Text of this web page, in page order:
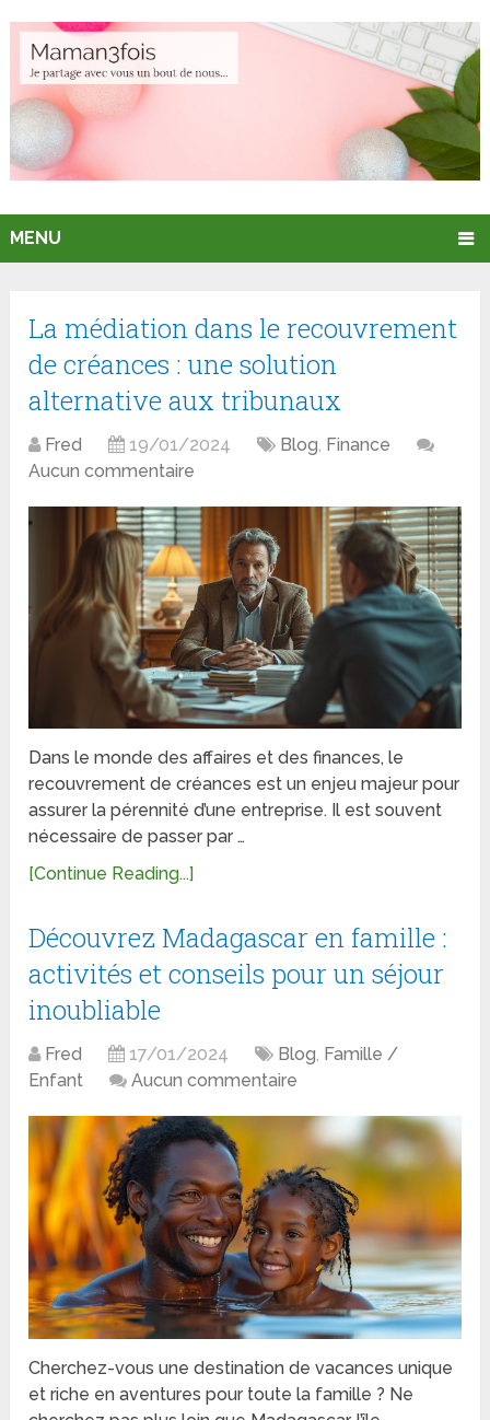
MENU
La médiation dans le recouvrement
de créances : une solution
alternative aux tribunaux
Fred 19/01/2024 Blog, Finance
Aucun commentaire
Dans le monde des affaires et des finances, le
recouvrement de créances est un enjeu majeur pour
assurer la pérennité d’une entreprise. Il est souvent
nécessaire de passer par …
[Continue Reading...]
Découvrez Madagascar en famille :
activités et conseils pour un séjour
inoubliable
Fred 17/01/2024 Blog, Famille /
Enfant
Aucun commentaire
Cherchez-vous une destination de vacances unique
et riche en aventures pour toute la famille ? Ne